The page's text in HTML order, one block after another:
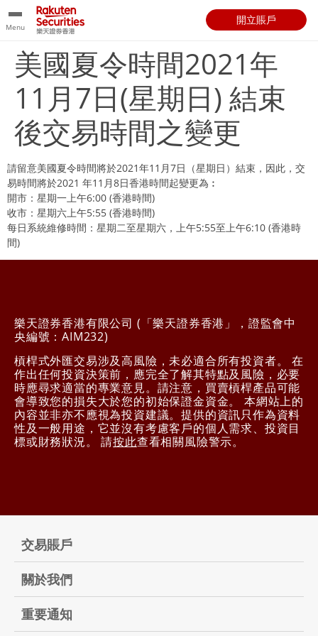
Menu
開立賬戶
美國夏令時間2021年
11月7日(星期日) 結束
後交易時間之變更
請留意美國夏令時間將於2021年11月7日（星期日）結束，因此，交
易時間將於2021 年11月8日香港時間起變更為︰
開市：星期一上午6:00 (香港時間)
收市：星期六上午5:55 (香港時間)
每日系統維修時間：星期二至星期六，上午5:55至上午6:10 (香港時
間)
樂天證券香港有限公司 (「樂天證券香港」，證監會中
央編號：AIM232)
槓桿式外匯交易涉及高風險，未必適合所有投資者。 在
作出任何投資決策前，應完全了解其特點及風險，必要
時應尋求適當的專業意見。請注意，買賣槓桿產品可能
會導致您的損失大於您的初始保證金資金。 本網站上的
內容並非亦不應視為投資建議。提供的資訊只作為資料
性及一般用途，它並沒有考慮客戶的個人需求、投資目
標或財務狀況。 請按此查看相關風險警示。
交易賬戶
關於我們
重要通知